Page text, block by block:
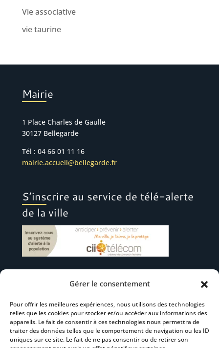
Gérer le consentement
Pour offrir les meilleures expériences, nous utilisons des technologies
telles que les cookies pour stocker et/ou accéder aux informations des
appareils. Le fait de consentir à ces technologies nous permettra de
traiter des données telles que le comportement de navigation ou les ID
uniques sur ce site. Le fait de ne pas consentir ou de retirer son
Vie associative
vie taurine
Mairie
1 Place Charles de Gaulle
30127 Bellegarde
Tél : 04 66 01 11 16
mairie.accueil@bellegarde.fr
S’inscrire au service de télé-alerte
de la ville
Suivez-nous